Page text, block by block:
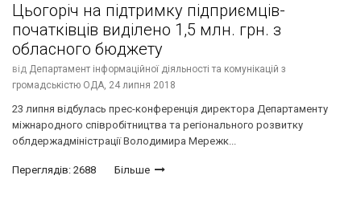
Цьогоріч на підтримку підприємців-
початківців виділено 1,5 млн. грн. з
обласного бюджету
від Департамент інформаційної діяльності та комунікацій з
громадськістю ОДА, 24 липня 2018
23 липня відбулась прес-конференція директора Департаменту
міжнародного співробітництва та регіонального розвитку
облдержадміністрації Володимира Мережк...
Переглядів: 2688 Більше